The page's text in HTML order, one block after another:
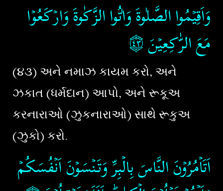
وَاَقِيۡمُوا الصَّلٰوةَ وَاٰتُوا الزَّكٰوةَ وَارۡكَعُوۡا
مَعَ الرّٰكِعِيۡنَ‏۝٤
(૪૩)અને નમાઝ કાયમ કરો, અને
ઝકાત (ધર્મદાન) આપો, અને રૂકૂઅ
કરનારાઓ (ઝુકનારાઓ) સાથે રૂકુઅ
(ઝુકો) કરો.
اَتَاۡمُرُوۡنَ النَّاسَ بِالۡبِرِّ وَتَنۡسَوۡنَ اَنۡفُسَكُمۡ